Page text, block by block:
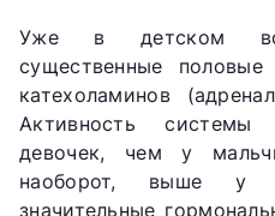
Уже в детском
существенные
катехоламинов
Активность
девочек, чем у
наоборот, выше у
значительные